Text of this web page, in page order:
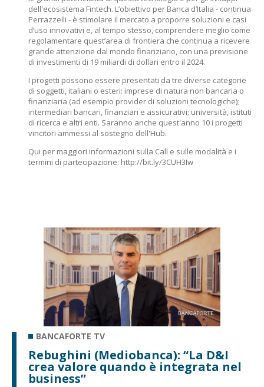
dell'ecosistema Fintech. L’obiettivo per Banca d’Italia - continua
Perrazzelli - è stimolare il mercato a proporre soluzioni e casi
d’uso innovativi e, al tempo stesso, comprendere meglio come
regolamentare quest’area di frontiera che continua a ricevere
grande attenzione dal mondo finanziario, con una previsione
di investimenti di 19 miliardi di dollari entro il 2024.
I progetti possono essere presentati da tre diverse categorie
di soggetti, italiani o esteri: imprese di natura non bancaria o
finanziaria (ad esempio provider di soluzioni tecnologiche);
intermediari bancari, finanziari e assicurativi; università, istituti
di ricerca e altri enti. Saranno anche quest'anno 10 i progetti
vincitori ammessi al sostegno dell'Hub.
Qui per maggiori informazioni sulla Call e sulle modalità e i
termini di partecipazione: http://bit.ly/3CUH3Iw
BANCAFORTE TV
Rebughini (Mediobanca): “La D&I
crea valore quando è integrata nel
business”